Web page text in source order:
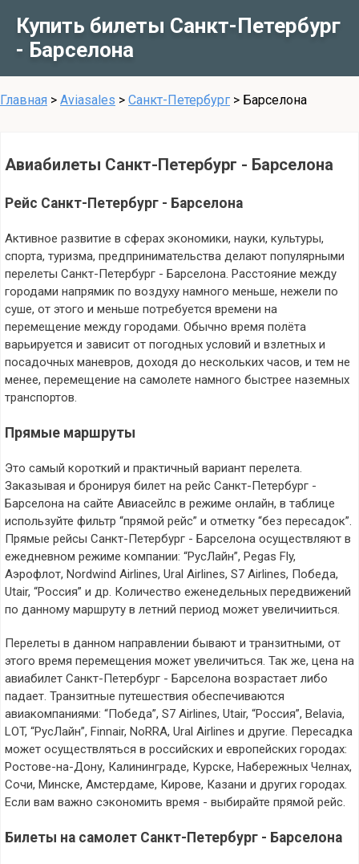
Купить билеты Санкт-Петербург
- Барселона
Главная > Aviasales > Санкт-Петербург > Барселона
Авиабилеты Санкт-Петербург - Барселона
Рейс Санкт-Петербург - Барселона
Активное развитие в сферах экономики, науки, культуры,
спорта, туризма, предпринимательства делают популярными
перелеты Санкт-Петербург - Барселона. Расстояние между
городами напрямик по воздуху намного меньше, нежели по
суше, от этого и меньше потребуется времени на
перемещение между городами. Обычно время полёта
варьируется и зависит от погодных условий и взлетных и
посадочных маневров, доходя до нескольких часов, и тем не
менее, перемещение на самолете намного быстрее наземных
транспортов.
Прямые маршруты
Это самый короткий и практичный вариант перелета.
Заказывая и бронируя билет на рейс Санкт-Петербург -
Барселона на сайте Авиасейлс в режиме онлайн, в таблице
используйте фильтр “прямой рейс” и отметку “без пересадок”.
Прямые рейсы Санкт-Петербург - Барселона осуществляют в
ежедневном режиме компании: “РусЛайн”, Pegas Fly,
Аэрофлот, Nordwind Airlines, Ural Airlines, S7 Airlines, Победа,
Utair, “Россия” и др. Количество еженедельных передвижений
по данному маршруту в летний период может увеличииться.
Перелеты в данном направлении бывают и транзитными, от
этого время перемещения может увеличиться. Так же, цена на
авиабилет Санкт-Петербург - Барселона возрастает либо
падает. Транзитные путешествия обеспечиваются
авиакомпаниями: “Победа”, S7 Airlines, Utair, “Россия”, Belavia,
LOT, “РусЛайн”, Finnair, NoRRA, Ural Airlines и другие. Пересадка
может осуществляться в российских и европейских городах:
Ростове-на-Дону, Калининграде, Курске, Набережных Челнах,
Сочи, Минске, Амстердаме, Кирове, Казани и других городах.
Если вам важно сэкономить время - выбирайте прямой рейс.
Билеты на самолет Санкт-Петербург - Барселона